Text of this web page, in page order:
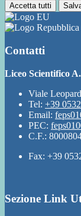
Accetta tutti
Contatti
Liceo Scientifico
Viale
Tel: +39
Email:
PEC:
C.F.:
Fax: +39
Sezione Link